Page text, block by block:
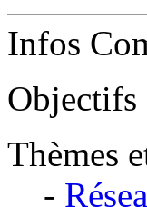
Infos
Objectifs
Thèmes
-